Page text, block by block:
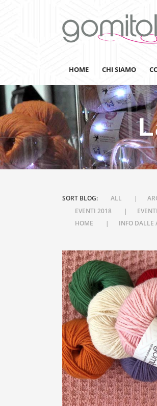
HOME CHI SIAMO
SORT BLOG: ALL
EVENTI 2018
HOME
INFO DALLE